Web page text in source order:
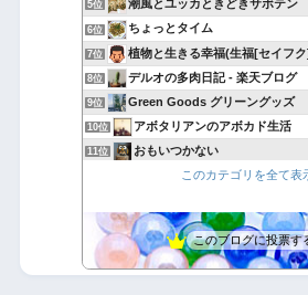
5位 潮風とユッカときどきサボテン
6位 ちょっとタイム
7位 植物と生きる幸福(生福[セイフ
8位 デルオの多肉日記 - 楽天ブログ
9位 Green Goods グリーングッズ
10位 アボタリアンのアボカド生活
11位 おもいつかない
Yubisakino Jyunin
〜ほのぼのおうち時間〜手芸
14位 月にサボテン
15位 引きこもりセレブの毎日遺書
このカテゴリを全て表
このブログに投票す